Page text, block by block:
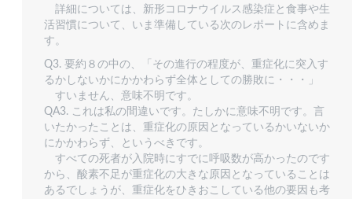
詳細については、新形コロナウイルス感染症と食事や生
活習慣について、いま準備している次のレポートに含めま
す。
Q3. 要約８の中の、「その進行の程度が、重症化に突入す
るかしないかにかかわらず全体としての勝敗に・・・」
すいません、意味不明です。
QA3. これは私の間違いです。たしかに意味不明です。言
いたかったことは、重症化の原因となっているかいないか
にかかわらず、というべきです。
すべての死者が入院時にすでに呼吸数が高かったのです
から、酸素不足が重症化の大きな原因となっていることは
あるでしょうが、重症化をひきおこしている他の要因も考